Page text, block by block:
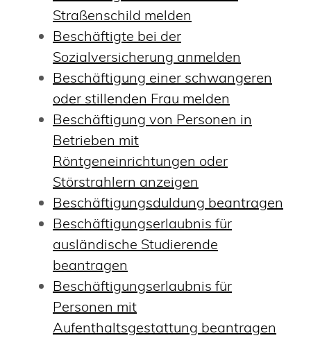
Straßenschild melden
Beschäftigte bei der
Sozialversicherung anmelden
Beschäftigung einer schwangeren
oder stillenden Frau melden
Beschäftigung von Personen in
Betrieben mit
Röntgeneinrichtungen oder
Störstrahlern anzeigen
Beschäftigungsduldung beantragen
Beschäftigungserlaubnis für
ausländische Studierende
beantragen
Beschäftigungserlaubnis für
Personen mit
Aufenthaltsgestattung beantragen